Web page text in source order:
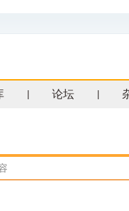
论坛